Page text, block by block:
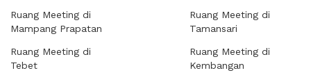
Ruang Meeting di
Mampang Prapatan
Ruang Meeting di
Tebet
Ruang Meeting di
Tamansari
Ruang Meeting di
Kembangan